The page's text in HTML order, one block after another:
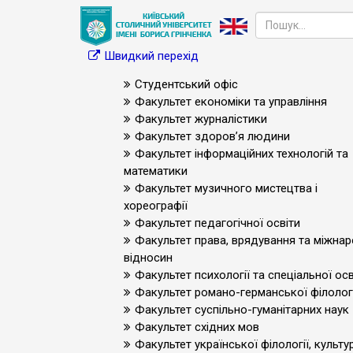
Швидкий перехід
Студентський офіс
Факультет економіки та управління
Факультет журналістики
Факультет здоров’я людини
Факультет інформаційних технологій та
математики
Факультет музичного мистецтва і
хореографії
Факультет педагогічної освіти
Факультет права, врядування та
відносин
Факультет психології та спеціальної
Факультет романо-германської
Факультет суспільно-гуманітарних наук
Факультет східних мов
Факультет української філології,